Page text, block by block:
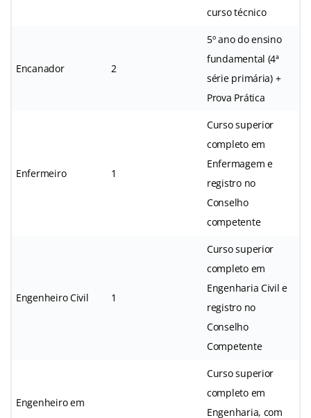
curso técnico
Encanador 2
5º ano do ensino
fundamental (4ª
série primária) +
Prova Prática
Enfermeiro 1
Curso superior
completo em
Enfermagem e
registro no
Conselho
competente
Engenheiro Civil 1
Curso superior
completo em
Engenharia Civil e
registro no
Conselho
Competente
Engenheiro em
Curso superior
completo em
Engenharia, com